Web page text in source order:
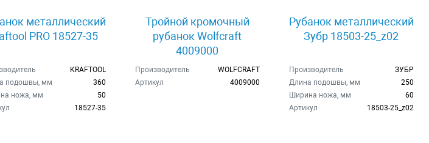
металлический
PRO 18527-35
KRAFTOOL
подошвы, мм
360
ножа, мм
50
18527-35
Тройной кромочный
рубанок Wolfcraft
4009000
Производитель
WOLFCRAFT
Артикул
4009000
Рубанок металлический
Зубр 18503-25_z02
Производитель
ЗУБР
Длина подошвы, мм
250
Ширина ножа, мм
60
Артикул
18503-25_z02